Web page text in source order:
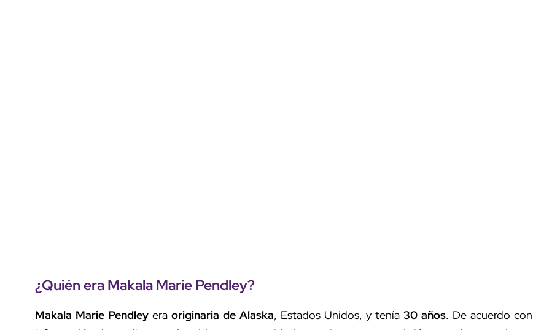
¿Quién eraMakala Marie Pendley?
Makala Marie Pendley era originaria de Alaska, Estados Unidos, y tenía 30 años. De acuerdo con